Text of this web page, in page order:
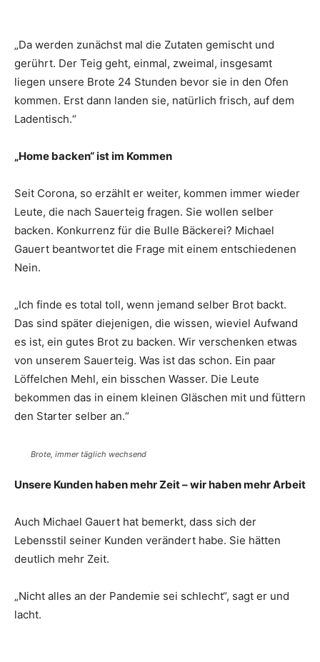
„Da werden zunächst mal die Zutaten gemischt und
gerührt. Der Teig geht, einmal, zweimal, insgesamt
liegen unsere Brote 24 Stunden bevor sie in den Ofen
kommen. Erst dann landen sie, natürlich frisch, auf dem
Ladentisch.“
„Home backen“ ist im Kommen
Seit Corona, so erzählt er weiter, kommen immer wieder
Leute, die nach Sauerteig fragen. Sie wollen selber
backen. Konkurrenz für die Bulle Bäckerei? Michael
Gauert beantwortet die Frage mit einem entschiedenen
Nein.
„Ich finde es total toll, wenn jemand selber Brot backt.
Das sind später diejenigen, die wissen, wieviel Aufwand
es ist, ein gutes Brot zu backen. Wir verschenken etwas
von unserem Sauerteig. Was ist das schon. Ein paar
Löffelchen Mehl, ein bisschen Wasser. Die Leute
bekommen das in einem kleinen Gläschen mit und füttern
den Starter selber an.“
Brote, immer täglich wechsend
Unsere Kunden haben mehr Zeit – wir haben mehr Arbeit
Auch Michael Gauert hat bemerkt, dass sich der
Lebensstil seiner Kunden verändert habe. Sie hätten
deutlich mehr Zeit.
„Nicht alles an der Pandemie sei schlecht“, sagt er und
lacht.